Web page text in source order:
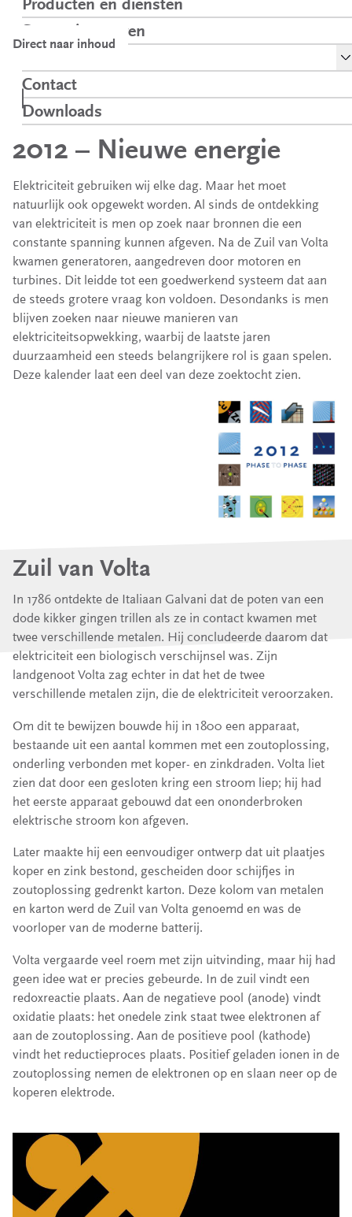
Direct naar inhoud
Samen innoveren
Contact
Downloads
Opent in een nieuw tabblad
Home
Kennis over
netten
Phase to Phase
2012 – Nieuwe energie
Elektriciteit gebruiken wij elke dag. Maar het moet
natuurlijk ook opgewekt worden. Al sinds de ontdekking
van elektriciteit is men op zoek naar bronnen die een
constante spanning kunnen afgeven. Na de Zuil van Volta
kwamen generatoren, aangedreven door motoren en
turbines. Dit leidde tot een goedwerkend systeem dat aan
de steeds grotere vraag kon voldoen. Desondanks is men
blijven zoeken naar nieuwe manieren van
elektriciteitsopwekking, waarbij de laatste jaren
duurzaamheid een steeds belangrijkere rol is gaan spelen.
Deze kalender laat een deel van deze zoektocht zien.
Zuil van Volta
In 1786 ontdekte de Italiaan Galvani dat de poten van een
dode kikker gingen trillen als ze in contact kwamen met
twee verschillende metalen. Hij concludeerde daarom dat
elektriciteit een biologisch verschijnsel was. Zijn
landgenoot Volta zag echter in dat het de twee
verschillende metalen zijn, die de elektriciteit veroorzaken.
Om dit te bewijzen bouwde hij in 1800 een apparaat,
bestaande uit een aantal kommen met een zoutoplossing,
onderling verbonden met koper- en zinkdraden. Volta liet
zien dat door een gesloten kring een stroom liep; hij had
het eerste apparaat gebouwd dat een ononderbroken
elektrische stroom kon afgeven.
Later maakte hij een eenvoudiger ontwerp dat uit plaatjes
koper en zink bestond, gescheiden door schijfjes in
zoutoplossing gedrenkt karton. Deze kolom van metalen
en karton werd de Zuil van Volta genoemd en was de
voorloper van de moderne batterij.
Volta vergaarde veel roem met zijn uitvinding, maar hij had
geen idee wat er precies gebeurde. In de zuil vindt een
redoxreactie plaats. Aan de negatieve pool (anode) vindt
oxidatie plaats: het onedele zink staat twee elektronen af
aan de zoutoplossing. Aan de positieve pool (kathode)
vindt het reductieproces plaats. Positief geladen ionen in de
zoutoplossing nemen de elektronen op en slaan neer op de
koperen elektrode.